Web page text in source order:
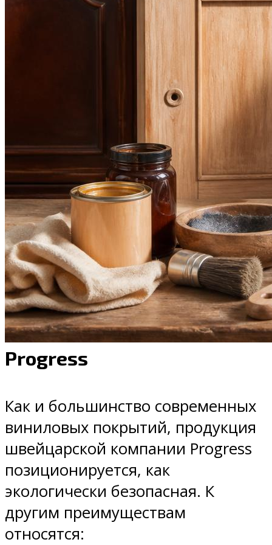
Progress
Как и большинство современных
виниловых покрытий, продукция
швейцарской компании Progress
позиционируется, как
экологически безопасная. К
другим преимуществам
относятся: